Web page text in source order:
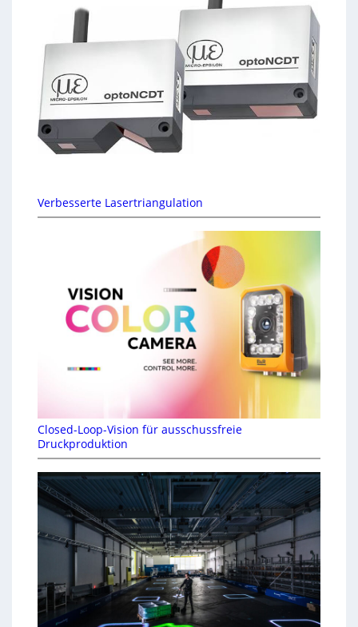
Verbesserte Lasertriangulation
Closed-Loop-Vision für ausschussfreie
Druckproduktion